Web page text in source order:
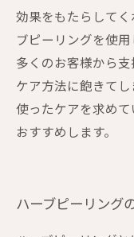
効果をもたらして
ブピーリングを使用
多くのお客様から
ケア方法に飽きて
使ったケアを求め
おすすめします。
ハーブピーリング